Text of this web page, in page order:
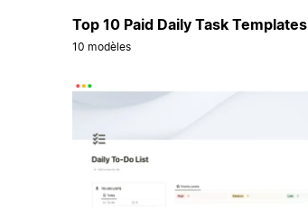
Top 10 Paid Daily Task Templates
10 modèles